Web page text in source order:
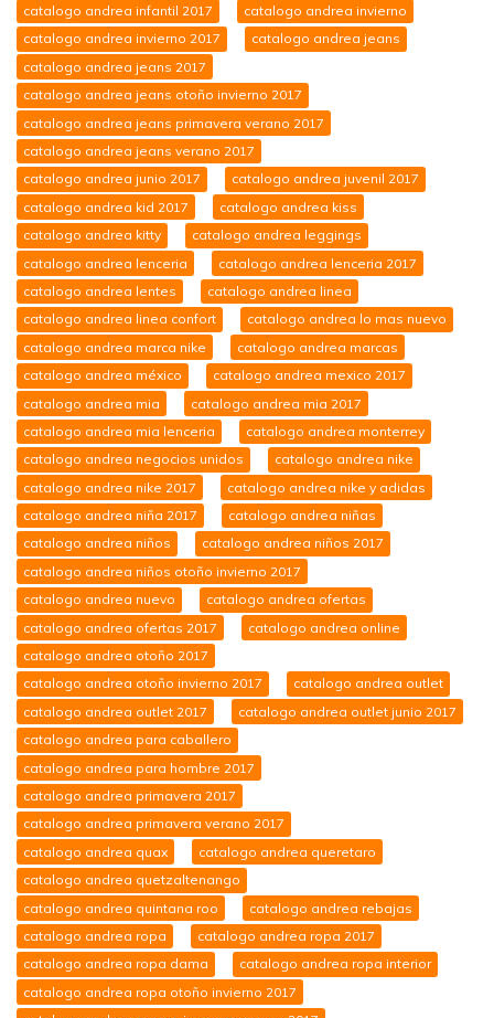
catalogo andrea infantil 2017
catalogo andrea invierno
catalogo andrea invierno 2017
catalogo andrea jeans
catalogo andrea jeans 2017
catalogo andrea jeans otoño invierno 2017
catalogo andrea jeans primavera verano 2017
catalogo andrea jeans verano 2017
catalogo andrea junio 2017
catalogo andrea juvenil 2017
catalogo andrea kid 2017
catalogo andrea kiss
catalogo andrea kitty
catalogo andrea leggings
catalogo andrea lenceria
catalogo andrea lenceria 2017
catalogo andrea lentes
catalogo andrea linea
catalogo andrea linea confort
catalogo andrea lo mas nuevo
catalogo andrea marca nike
catalogo andrea marcas
catalogo andrea méxico
catalogo andrea mexico 2017
catalogo andrea mia
catalogo andrea mia 2017
catalogo andrea mia lenceria
catalogo andrea monterrey
catalogo andrea negocios unidos
catalogo andrea nike
catalogo andrea nike 2017
catalogo andrea nike y adidas
catalogo andrea niña 2017
catalogo andrea niñas
catalogo andrea niños
catalogo andrea niños 2017
catalogo andrea niños otoño invierno 2017
catalogo andrea nuevo
catalogo andrea ofertas
catalogo andrea ofertas 2017
catalogo andrea online
catalogo andrea otoño 2017
catalogo andrea otoño invierno 2017
catalogo andrea outlet
catalogo andrea outlet 2017
catalogo andrea outlet junio 2017
catalogo andrea para caballero
catalogo andrea para hombre 2017
catalogo andrea primavera 2017
catalogo andrea primavera verano 2017
catalogo andrea quax
catalogo andrea queretaro
catalogo andrea quetzaltenango
catalogo andrea quintana roo
catalogo andrea rebajas
catalogo andrea ropa
catalogo andrea ropa 2017
catalogo andrea ropa dama
catalogo andrea ropa interior
catalogo andrea ropa otoño invierno 2017